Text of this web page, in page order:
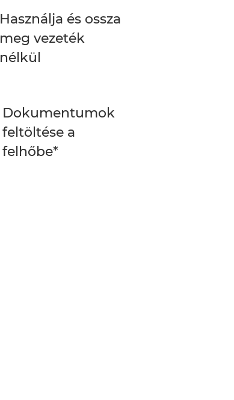
Használja és ossza
meg vezeték
nélkül
Dokumentumok
feltöltése a
felhőbe*